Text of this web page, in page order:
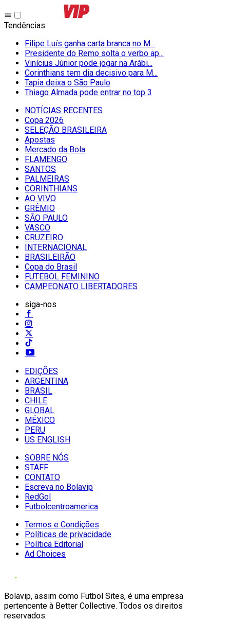
Tendências:
Filipe Luís ganha carta branca no M...
Presidente do Remo solta o verbo ap...
Vinícius Júnior pode jogar na Arábi...
Corinthians tem dia decisivo para M...
Tapia deixa o São Paulo
Thiago Almada pode entrar no top 3
NOTÍCIAS RECENTES
Copa 2026
SELEÇÃO BRASILEIRA
Apostas
Mercado da Bola
FLAMENGO
SANTOS
PALMEIRAS
CORINTHIANS
AO VIVO
GRÊMIO
SĀO PAULO
VASCO
CRUZEIRO
INTERNACIONAL
BRASILEIRÃO
Copa do Brasil
FUTEBOL FEMININO
CAMPEONATO LIBERTADORES
siga-nos
EDIÇÕES
ARGENTINA
BRASIL
CHILE
GLOBAL
MÉXICO
PERU
US ENGLISH
SOBRE NÓS
STAFF
CONTATO
Escreva no Bolavip
RedGol
Futbolcentroamerica
Termos e Condições
Políticas de privacidade
Política Editorial
Ad Choices
Bolavip, assim como Futbol Sites, é uma empresa
pertencente à Better Collective. Todos os direitos
reservados.